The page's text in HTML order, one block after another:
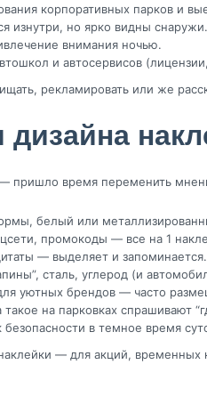
корпоративных парков и
изнутри, но ярко видны снаружи.
внимания ночью.
и автосервисов
рекламировать или же
пришло время переменить
белый или
промокоды — все на 1
— выделяет и запоминается.
сталь, углерод (и
уютных брендов — часто
на парковках спрашивают
в темное время
— для акций,